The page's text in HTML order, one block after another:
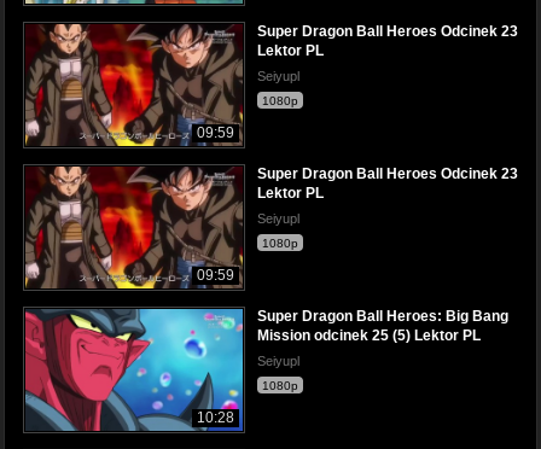
09:59
Super Dragon Ball Heroes Odcinek 23
Lektor PL
Seiyupl
1080p
09:59
Super Dragon Ball Heroes Odcinek 23
Lektor PL
Seiyupl
1080p
10:28
Super Dragon Ball Heroes: Big Bang
Mission odcinek 25 (5) Lektor PL
Seiyupl
1080p